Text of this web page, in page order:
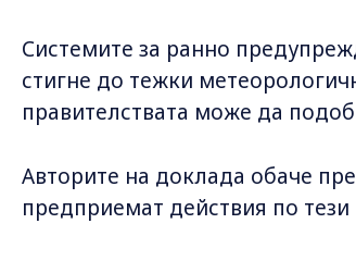
Системите за ранно
стигне до тежки
правителствата може да
Авторите на доклада обаче
предприемат действия по